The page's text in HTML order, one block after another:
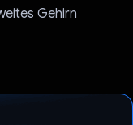
Gehirn